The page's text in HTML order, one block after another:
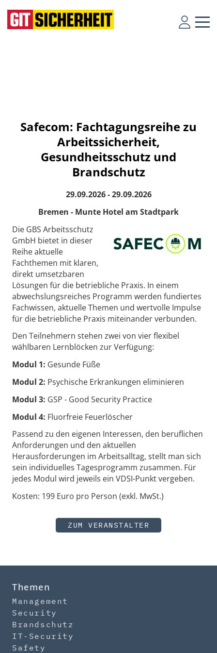
Safecom: Fachtagungsreihe zu
Arbeitssicherheit,
Gesundheitsschutz und
Brandschutz
29.09.2026 - 29.09.2026
Bremen - Munte Hotel am Stadtpark
Die GBS Arbeitsschutz
GmbH bietet in dieser
Reihe aktuelle
Fachthemen mit klaren,
direkt umsetzbaren
Lösungen für die betriebliche Praxis. In einem
abwechslungsreiches Programm werden fundiertes
Fachwissen, aktuelle Themen und wertvolle Impulse
für die betriebliche Praxis miteinander verbunden.
Den Teilnehmern stehen zwei von vier flexibel
wählbaren Lernblöcken zur Verfügung:
Modul 1: Gesunde Füße
Modul 2: Psychische Erkrankungen eliminieren
Modul 3: GSP - Good Security Practice
Modul 4: Fluorfreie Feuerlöscher
Passend zu den eigenen Interessen, den beruflichen
Anforderungen und den aktuellen
Herausforderungen im Arbeitsalltag, stellt man sich
sein individuelles Tagesprogramm zusammen. Für
jedes Modul wird jeweils ein VDSI-Punkt vergeben.
Kosten: 199 Euro pro Person (exkl. MwSt.)
ZUM VERANSTALTER
Themen
Management
Security
Brandschutz
IT-Security
Safety